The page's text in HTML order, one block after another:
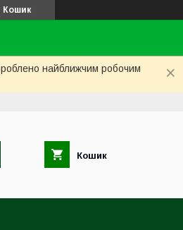
Кошик
найближчим робочим
Кошик